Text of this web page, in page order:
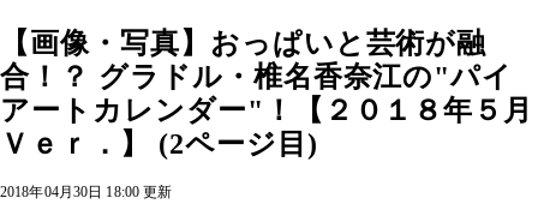
【画像・写真】おっぱいと芸術が融
合！？ グラドル・椎名香奈江の"パイ
アートカレンダー"！【２０１８年５月
Ｖｅｒ．】 (2ページ目)
2018年04月30日 18:00 更新